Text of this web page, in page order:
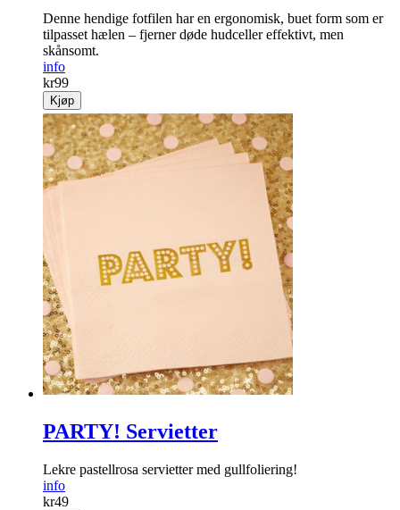
Denne hendige fotfilen har en ergonomisk, buet form som er
til­passet hælen – fjerner døde hud­celler effektivt, men
skånsomt.
info
kr99
Kjøp
PARTY! Servietter
Lekre pastellrosa servietter med gullfoliering!
info
kr49